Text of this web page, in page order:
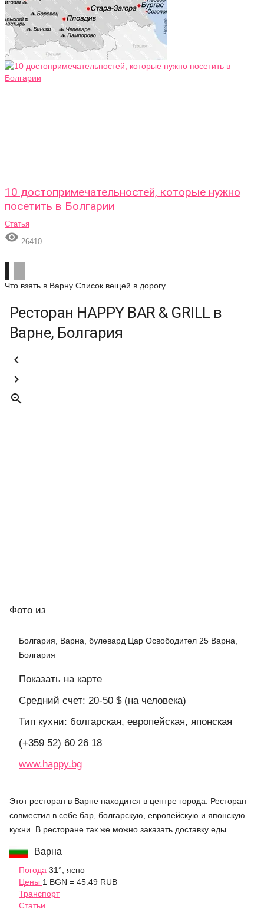
10 достопримечательностей, которые нужно
посетить в Болгарии
Статья
 26410
Что взять в Варну Список вещей в дорогу
Ресторан HAPPY BAR & GRILL в
Варне, Болгария



Фото из
Болгария, Варна, булевард Цар Освободител 25 Варна,
Болгария
Показать на карте
Средний счет: 20-50 $ (на человека)
Тип кухни: болгарская, европейская, японская
(+359 52) 60 26 18
www.happy.bg
Этот ресторан в Варне находится в центре города. Ресторан
совместил в себе бар, болгарскую, европейскую и японскую
кухни. В ресторане так же можно заказать доставку еды.
Варна
Погода 31°, ясно
Цены 1 BGN = 45.49 RUB
Транспорт
Статьи